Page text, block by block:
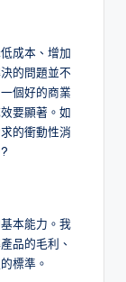
成本、增加
的問題並不
個好的商業
要顯著。如
的衝動性消
本能力。我
品的毛利、
標準。